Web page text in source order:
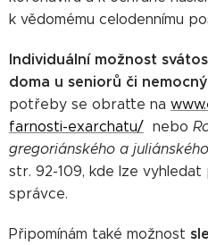
k vědomému celodennímu
Individuální možnost
doma u seniorů či
potřeby se obraťte na
farnosti-exarchatu/ nebo
gregoriánského a
str. 92-109, kde lze vyhledat
správce.
Připomínám také možnost